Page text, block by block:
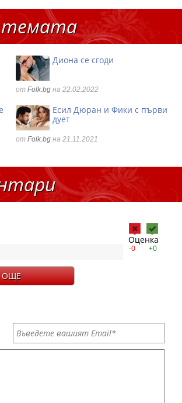
Диона се сгоди
от Folk.bg на 22.02.2022
Есил Дюран и Фики с първи
дует
от Folk.bg на 21.11.2021
Оценка
-0 +0
ОЩЕ